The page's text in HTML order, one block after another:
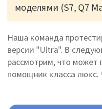
моделями (S7, Q7
Наша команда
версии "Ultra". В
рассмотрим, что может
помощник класса люкс.